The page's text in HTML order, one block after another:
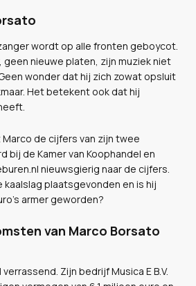
wordt op alle fronten geboycot.
nieuwe platen, zijn muziek niet
wonder dat hij zich zowat opsluit
Het betekent ook dat hij
de cijfers van zijn twee
bij de Kamer van Koophandel en
nieuwsgierig naar de cijfers.
plaatsgevonden en is hij
armer geworden?
van Marco Borsato
Zijn bedrijf Musica E B.V.